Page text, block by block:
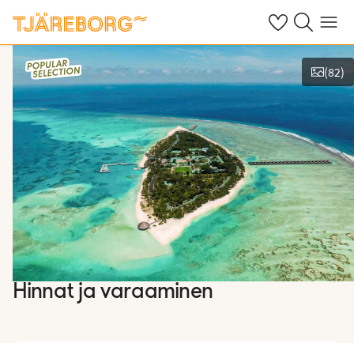
OmatHaku Valikko
Näytä kuvia
(82)
Hinnat ja varaaminen